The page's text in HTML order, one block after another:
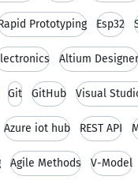
Prototyping Esp32
Altium Designer
Git GitHub Visual
Azure iot hub REST API
Agile Methods V-Model